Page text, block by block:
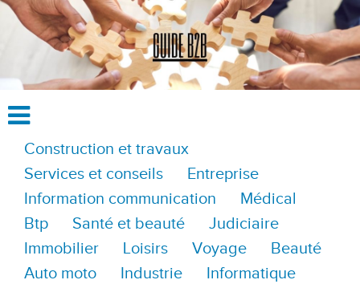
Construction et travaux
Services et conseils
Entreprise
Information communication
Médical
Btp
Santé et beauté
Judiciaire
Immobilier
Loisirs Voyage
Beauté
Auto moto
Industrie
Informatique